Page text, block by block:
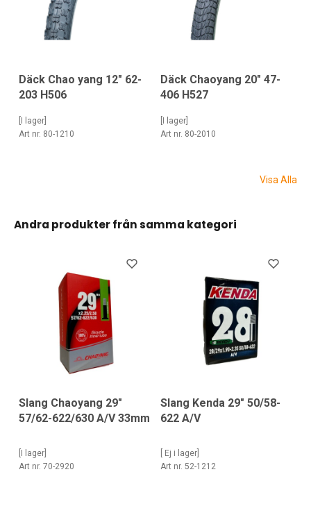
Däck Chao yang 12" 62-
203 H506
[I lager]
Art nr. 80-1210
Däck Chaoyang 20" 47-
406 H527
[I lager]
Art nr. 80-2010
Visa Alla
Andra produkter från samma kategori
Slang Chaoyang 29"
57/62-622/630 A/V 33mm
[I lager]
Art nr. 70-2920
Slang Kenda 29" 50/58-
622 A/V
[ Ej i lager]
Art nr. 52-1212